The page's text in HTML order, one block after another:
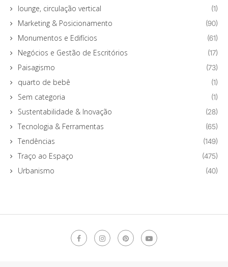
lounge, circulação vertical (1)
Marketing & Posicionamento (90)
Monumentos e Edifícios (61)
Negócios e Gestão de Escritórios (17)
Paisagismo (73)
quarto de bebê (1)
Sem categoria (1)
Sustentabilidade & Inovação (28)
Tecnologia & Ferramentas (65)
Tendências (149)
Traço ao Espaço (475)
Urbanismo (40)